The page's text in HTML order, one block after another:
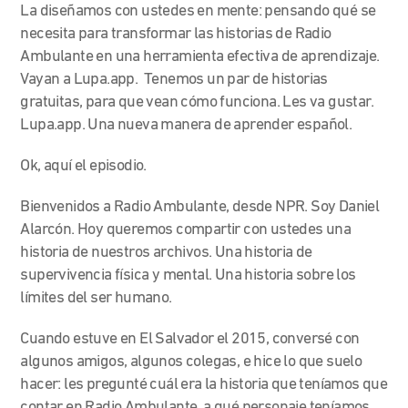
La diseñamos con ustedes en mente: pensando qué se
necesita para transformar las historias de Radio
Ambulante en una herramienta efectiva de aprendizaje.
Vayan a Lupa.app. Tenemos un par de historias
gratuitas, para que vean cómo funciona. Les va gustar.
Lupa.app. Una nueva manera de aprender español.
Ok, aquí el episodio.
Bienvenidos a Radio Ambulante, desde NPR. Soy Daniel
Alarcón. Hoy queremos compartir con ustedes una
historia de nuestros archivos. Una historia de
supervivencia física y mental. Una historia sobre los
límites del ser humano.
Cuando estuve en El Salvador el 2015, conversé con
algunos amigos, algunos colegas, e hice lo que suelo
hacer: les pregunté cuál era la historia que teníamos que